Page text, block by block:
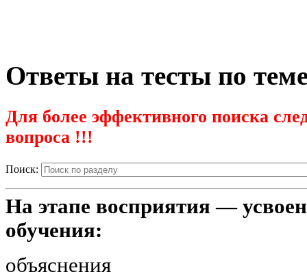
Ответы на тесты по
Для более эффективного поиска
вопроса !!!
Поиск:
На этапе восприятия —
обучения:
объяснения